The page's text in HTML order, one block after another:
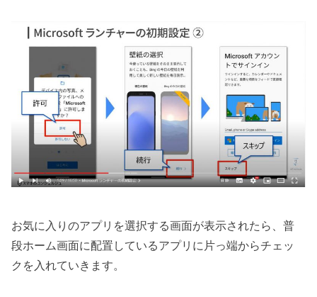
お気に入りのアプリを選択する画面が表示されたら、普
段ホーム画面に配置しているアプリに片っ端からチェッ
クを入れていきます。